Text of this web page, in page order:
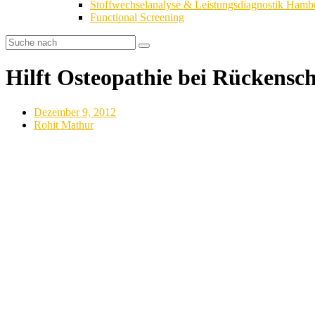
Stoffwechselanalyse & Leistungsdiagnostik
Functional Screening
Hilft Osteopathie bei
Dezember 9, 2012
Rohit Mathur